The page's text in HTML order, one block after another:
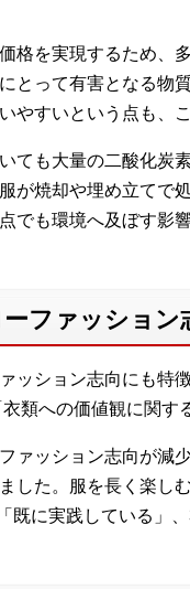
格を実現するため、
とって有害となる物
やすいという点も、
ても大量の二酸化炭
が焼却や埋め立てで
でも環境へ及ぼす影
ファッション
ッション志向にも特
類への価値観に関す
ァッション志向が減
した。服を長く楽し
既に実践している」